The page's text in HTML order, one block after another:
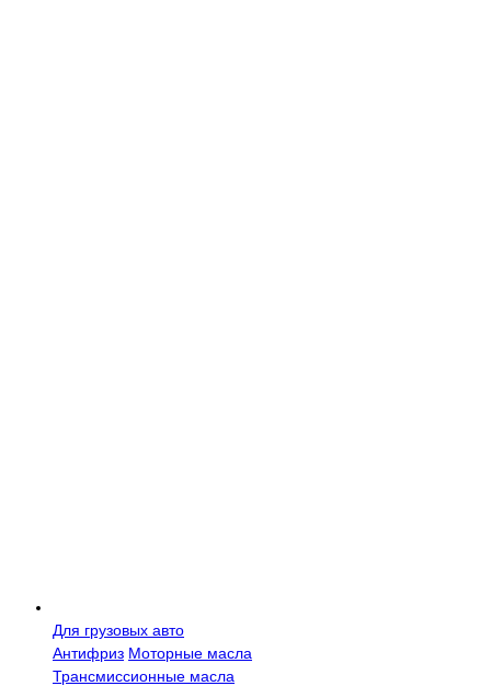
Для грузовых авто
Антифриз Моторные масла
Трансмисcионные масла